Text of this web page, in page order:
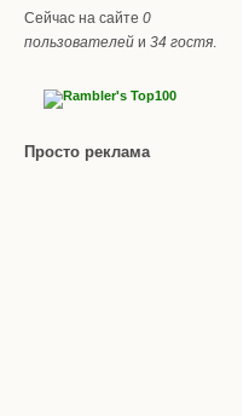
Сейчас на сайте 0
пользователей и 34 гостя.
Просто реклама